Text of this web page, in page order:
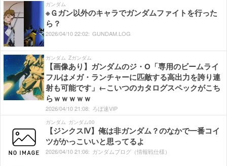
ガンダム
※Ｇガン以外のキャラでガンダムファイトを行った
ら？
2026/04/1022:02: GUNDAM.LOG
ガンダム Zガンダム
【画像あり】ガンダムのジ・O「専用のビームライ
フルはメガ・ランチャーに匹敵する高出力を誇り連
射も可能です」←こいつのカタログスペックがこち
らｗｗｗｗｗ
2026/04/1021:08: ろぼ速VIP
ガンダム ガンダム00
【ジンクスⅣ】俺は非ガンダム？のなかで一番コイ
ツがかっこいいと思ってるよ
2026/04/1021:06: ガンダムブログ（情報戦仕様）